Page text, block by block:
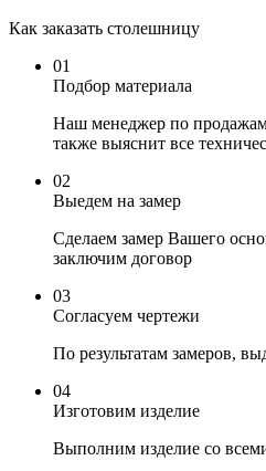
Как заказать cтолешницу
01
Подбор материала
Наш менеджер по
также выяснит все
02
Выедем на замер
Сделаем замер Вашего
заключим договор
03
Согласуем чертежи
По результатам замеров,
04
Изготовим изделие
Выполним изделие со